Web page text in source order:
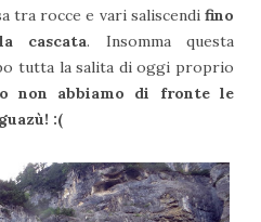
tra rocce e vari saliscendifino
cascata. Insomma questa
tutta la salita di oggi proprio
non abbiamo di fronte le
:(